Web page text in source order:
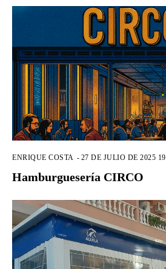
ENRIQUE COSTA - 27 DE JULIO DE 2025
Hamburguesería CIRCO